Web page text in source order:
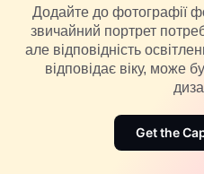
ШІ Dreamina
ШІ Pippit
ШІ-генератор
Покращення ШІ-
Dreamina Seedance 2.5
Nano Banana Pro
Генератор і редактор
Більше
Випадки використання
Соціальні мережі
Шаблони календаря
Шаблони до річниці
Шаблони ефектів
Піонерська програма
Програма для творчих
Креативний кампус
Додайте до фотографії
звичайний портрет
але відповідність
відповідає віку, може
Get the